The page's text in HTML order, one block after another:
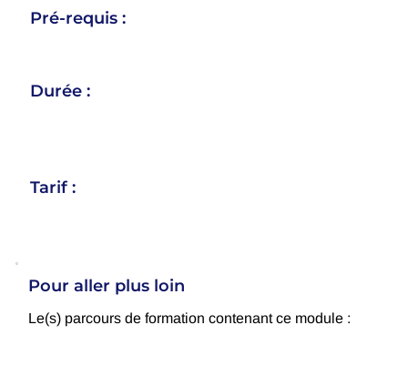
Pré-requis :
Tarif :
Pour aller plus loin
Le(s) parcours de formation contenant ce module :
Durée :